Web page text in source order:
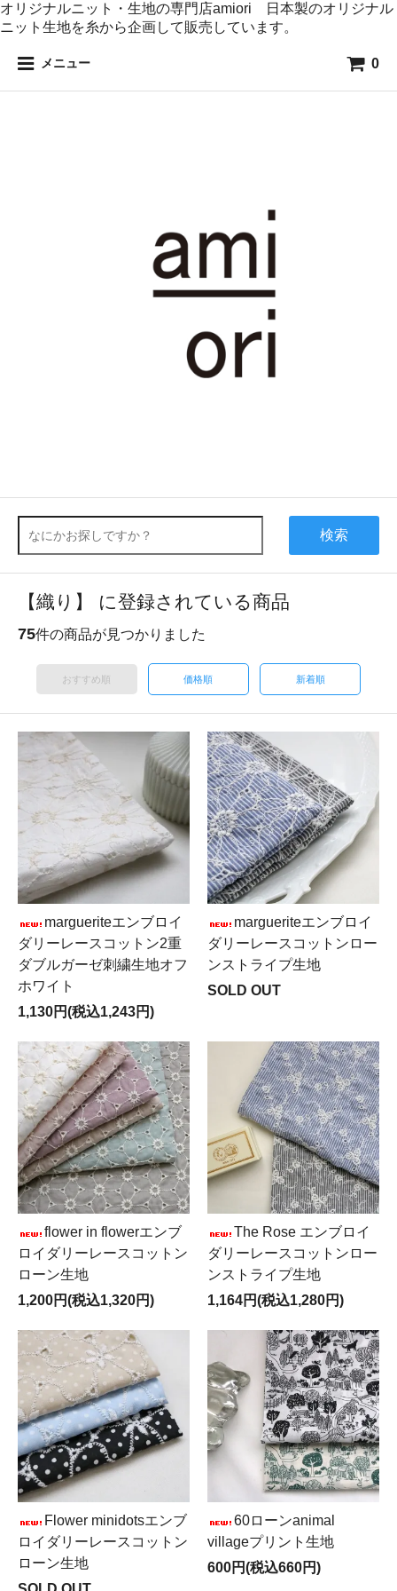
オリジナルニット・生地の専門店amiori 日本製のオリジナル
ニット生地を糸から企画して販売しています。
メニュー 0
検索
【織り】 に登録されている商品
75件の商品が見つかりました
おすすめ順 価格順 新着順
margueriteエンブロイ
ダリーレースコットン2重
ダブルガーゼ刺繍生地オフ
ホワイト
1,130円(税込1,243円)
margueriteエンブロイ
ダリーレースコットンロー
ンストライプ生地
SOLD OUT
flower in flowerエンブ
ロイダリーレースコットン
ローン生地
1,200円(税込1,320円)
The Rose エンブロイ
ダリーレースコットンロー
ンストライプ生地
1,164円(税込1,280円)
Flower minidotsエンブ
ロイダリーレースコットン
ローン生地
60ローンanimal
villageプリント生地
600円(税込660円)